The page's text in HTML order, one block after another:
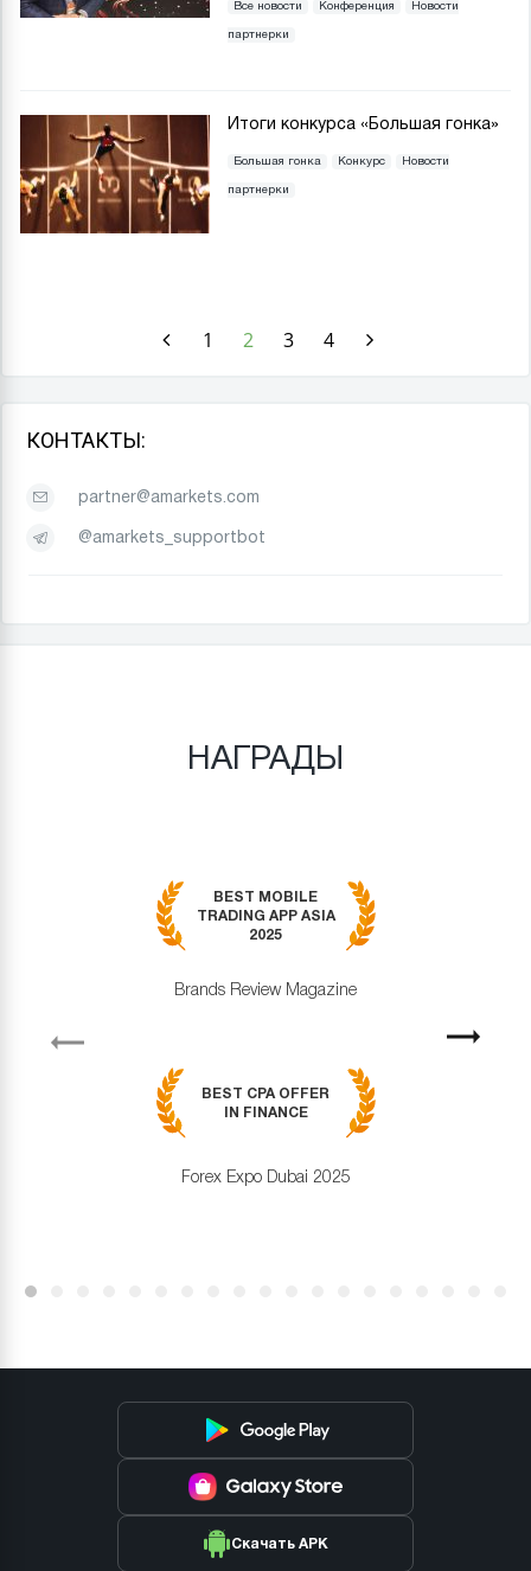
Все новости Конференция Новости
партнерки
Итоги конкурса «Большая гонка»
Большая гонка Конкурс Новости
партнерки
1 2 3 4
КОНТАКТЫ:
partner@amarkets.com
@amarkets_supportbot
НАГРАДЫ
BEST MOBILE
TRADING APP ASIA
2025
Brands Review Magazine
BEST CPA OFFER
IN FINANCE
Forex Expo Dubai 2025
Next
Скачать APK